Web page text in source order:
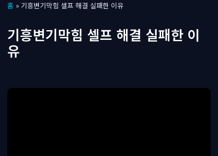
텐
로
건
기
홈 » 기흥변기막힘 셀프 해결 실패한 이유
기흥변기막힘 셀프 해결 실패한 이
유